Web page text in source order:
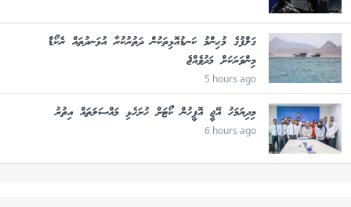
ގަލްފުގެ މުޙިންމު ކަނޑުއޮޅިތަކުން ދަތުރުކުރާ އުޅަނދުތައް ރެކޯޑް
މިންވަރަކަށް މަދުވެއްޖެ
5 hours ago
މިދިޔަމަހު އޭޖީ އޮފީހުން ކޯޓަށް ހުށަހެޅި މައްސަލަތައް އިތުރު
6 hours ago